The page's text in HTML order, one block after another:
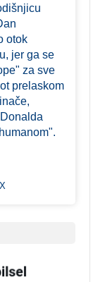
otok
jer ga se
za sve
prelaskom
X